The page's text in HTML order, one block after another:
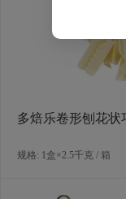
多焙乐卷形刨花状
规格: 1盒×2.5千克 / 箱